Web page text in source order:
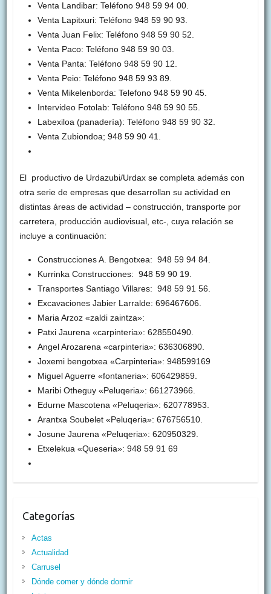
Venta Landibar: Teléfono 948 59 94 00.
Venta Lapitxuri: Teléfono 948 59 90 93.
Venta Juan Felix: Teléfono 948 59 90 52.
Venta Paco: Teléfono 948 59 90 03.
Venta Panta: Teléfono 948 59 90 12.
Venta Peio: Teléfono 948 59 93 89.
Venta Mikelenborda: Telefono 948 59 90 45.
Intervideo Fotolab: Teléfono 948 59 90 55.
Labexiloa (panadería): Teléfono 948 59 90 32.
Venta Zubiondoa; 948 59 90 41.
El productivo de Urdazubi/Urdax se completa además con
otra serie de empresas que desarrollan su actividad en
distintas áreas de actividad – construcción, transporte por
carretera, producción audiovisual, etc-, cuya relación se
incluye a continuación:
Construcciones A. Bengotxea: 948 59 94 84.
Kurrinka Construcciones: 948 59 90 19.
Transportes Santiago Villares: 948 59 91 56.
Excavaciones Jabier Larralde: 696467606.
Maria Arzoz «zaldi zaintza»:
Patxi Jaurena «carpinteria»: 628550490.
Angel Arozarena «carpinteria»: 636306890.
Joxemi bengotxea «Carpinteria»: 948599169
Miguel Aguerre «fontaneria»: 606429859.
Maribi Otheguy «Peluqeria»: 661273966.
Edurne Mascotena «Peluqeria»: 620778953.
Arantxa Soubelet «Peluqeria»: 676756510.
Josune Jaurena «Peluqeria»: 620950329.
Etxelekua «Queseria»: 948 59 91 69
Categorías
Actas
Actualidad
Carrusel
Dónde comer y dónde dormir